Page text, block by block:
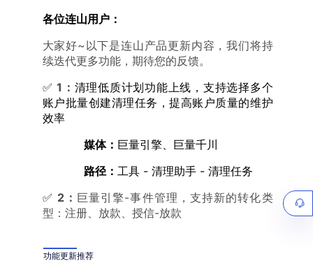
各位连山用户：
大家好~以下是连山产品更新内容，我们将持
续迭代更多功能，期待您的反馈。
✅ 1： 清理低质计划功能上线，支持选择多个
账户批量创建清理任务，提高账户质量的维护
效率
媒体： 巨量引擎、巨量千川
路径： 工具 - 清理助手 - 清理任务
✅ 2： 巨量引擎-事件管理，支持新的转化类
型：注册、放款、授信-放款
功能更新推荐